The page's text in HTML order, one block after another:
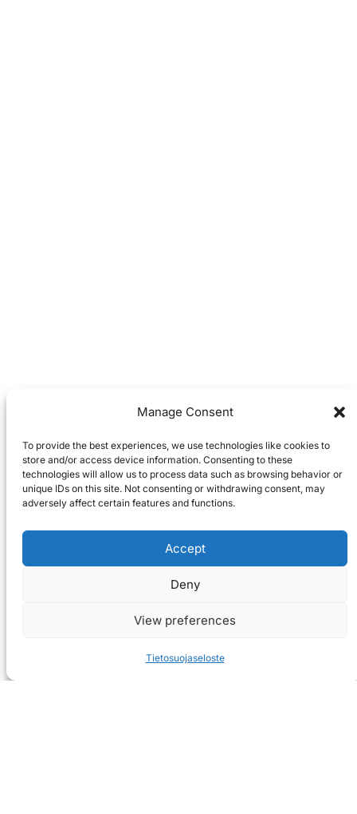
Manage Consent
To provide the best experiences, we use technologies like cookies to
store and/or access device information. Consenting to these
technologies will allow us to process data such as browsing behavior or
unique IDs on this site. Not consenting or withdrawing consent, may
adversely affect certain features and functions.
Accept
Deny
View preferences
Tietosuojaseloste